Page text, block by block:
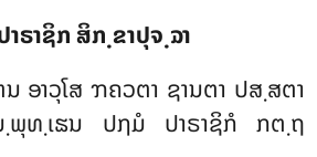
າຣາຊິກ ສິກ຺ຂາປຸຈ຺ຉາ
ນ ອາວຸໂສ ຠຄວຕາ ຊານຕາ ປສ຺ສຕາ
ພຸທ຺ເຘນ ປຐມໍ ປາຣາຊິກໍ ກຕ຺ຖ